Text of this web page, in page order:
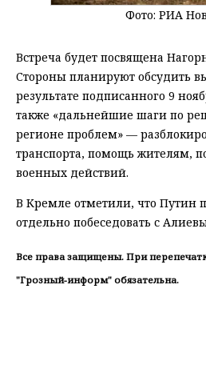
Фото: РИА
Встреча будет посвящена
Стороны планируют обсудить
результате подписанного 9
также «дальнейшие шаги по
регионе проблем» —
транспорта, помощь жителям,
военных действий.
В Кремле отметили, что Путин
отдельно побеседовать с
Все права защищены. При
"Грозный-информ" обязательна.